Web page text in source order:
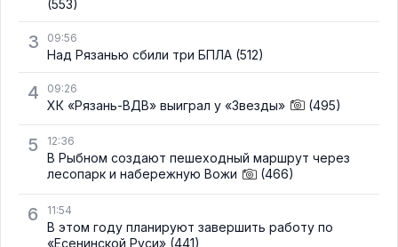
(553)
3 09:56
Над Рязанью сбили три БПЛА (512)
4 09:26
ХК «Рязань-ВДВ» выиграл у «Звезды» (495)
5 12:36
В Рыбном создают пешеходный маршрут через
лесопарк и набережную Вожи
(466)
6 11:54
В этом году планируют завершить работу по
«Есенинской Руси» (441)